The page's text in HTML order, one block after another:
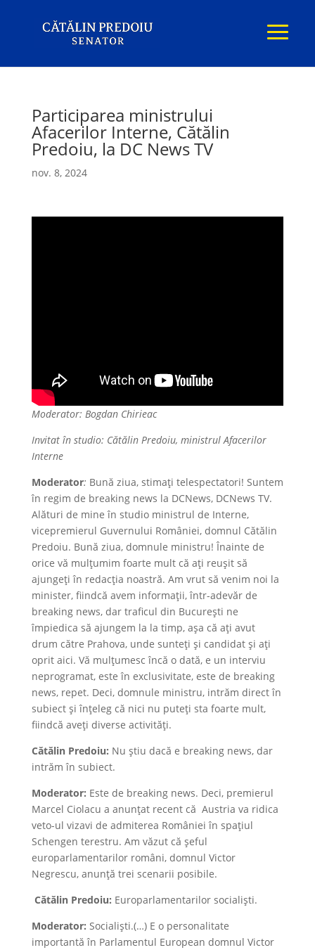
Participarea ministrului
Afacerilor Interne, Cătălin
Predoiu, la DC News TV
nov. 8, 2024
Moderator: Bogdan Chirieac
Invitat în studio: Cătălin Predoiu, ministrul Afacerilor
Interne
Moderator: Bună ziua, stimați telespectatori! Suntem
în regim de breaking news la DCNews, DCNews TV.
Alături de mine în studio ministrul de Interne,
vicepremierul Guvernului României, domnul Cătălin
Predoiu. Bună ziua, domnule ministru! Înainte de
orice vă mulțumim foarte mult că ați reușit să
ajungeți în redacția noastră. Am vrut să venim noi la
minister, fiindcă avem informații, într-adevăr de
breaking news, dar traficul din București ne
împiedica să ajungem la la timp, așa că ați avut
drum către Prahova, unde sunteți și candidat și ați
oprit aici. Vă mulțumesc încă o dată, e un interviu
neprogramat, este în exclusivitate, este de breaking
news, repet. Deci, domnule ministru, intrăm direct în
subiect și înțeleg că nici nu puteți sta foarte mult,
fiindcă aveți diverse activități.
Cătălin Predoiu: Nu știu dacă e breaking news, dar
intrăm în subiect.
Moderator: Este de breaking news. Deci, premierul
Marcel Ciolacu a anunțat recent că Austria va ridica
veto-ul vizavi de admiterea României în spațiul
Schengen terestru. Am văzut că șeful
europarlamentarilor români, domnul Victor
Negrescu, anunță trei scenarii posibile.
Cătălin Predoiu: Europarlamentarilor socialiști.
Moderator: Socialiști.(…) E o personalitate
importantă în Parlamentul European domnul Victor